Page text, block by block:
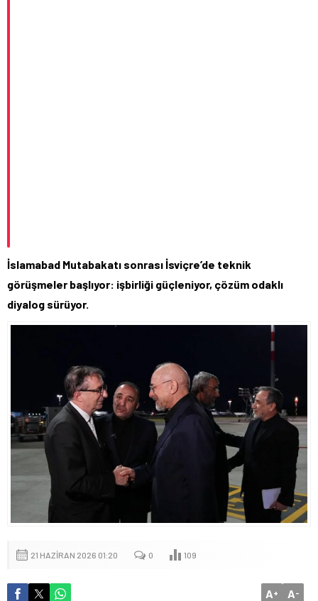
İslamabad Mutabakatı sonrası İsviçre’de teknik
görüşmeler başlıyor: işbirliği güçleniyor, çözüm odaklı
diyalog sürüyor.
21 HAZIRAN 2026 01:20 0 109
A+ A-